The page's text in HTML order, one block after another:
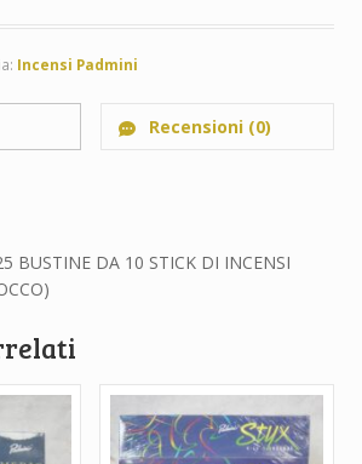
Incensi Padmini
Recensioni (0)
BUSTINE DA 10 STICK DI INCENSI